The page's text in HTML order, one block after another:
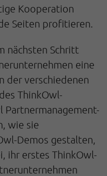
Kooperation
Seiten profitieren.
nächsten Schritt
eine
der verschiedenen
ThinkOwl-
Partnermanagement-
wie sie
Demos gestalten,
ihr erstes ThinkOwl-